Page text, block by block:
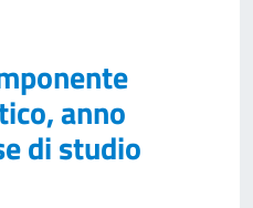
anno
di studio